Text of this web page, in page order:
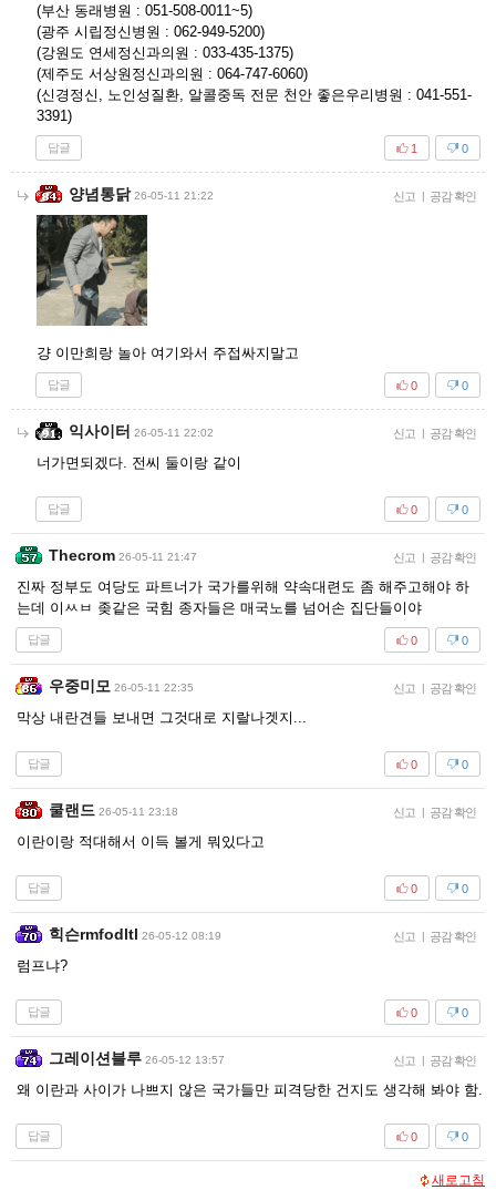
(부산 동래병원 : 051-508-0011~5)
(광주 시립정신병원 : 062-949-5200)
(강원도 연세정신과의원 : 033-435-1375)
(제주도 서상원정신과의원 : 064-747-6060)
(신경정신, 노인성질환, 알콜중독 전문 천안 좋은우리병원 : 041-551-
3391)
답글 0
1
양념통닭 26-05-11 21:22 신고 | 공감 확인
걍 이만희랑 놀아 여기와서 주접싸지말고
답글 0
0
익사이터 26-05-11 22:02 신고 | 공감 확인
너가면되겠다. 전씨 둘이랑 같이
답글 0
0
Thecrom 26-05-11 21:47 신고 | 공감 확인
진짜 정부도 여당도 파트너가 국가를위해 약속대련도 좀 해주고해야 하
는데 이ㅆㅂ 좆같은 국힘 종자들은 매국노를 넘어손 집단들이야
답글 0
0
우중미모 26-05-11 22:35 신고 | 공감 확인
막상 내란견들 보내면 그것대로 지랄나겟지...
답글 0
0
쿨랜드 26-05-11 23:18 신고 | 공감 확인
이란이랑 적대해서 이득 볼게 뭐있다고
답글 0
0
힉슨rmfodltl 26-05-12 08:19 신고 | 공감 확인
럼프냐?
답글 0
0
그레이션블루 26-05-12 13:57 신고 | 공감 확인
왜 이란과 사이가 나쁘지 않은 국가들만 피격당한 건지도 생각해 봐야 함.
답글 0
0
새로고침